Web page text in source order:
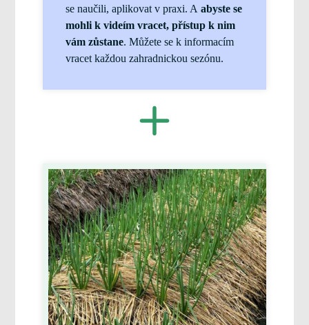
se naučili, aplikovat v praxi. A abyste se
mohli k videím vracet, přístup k nim
vám zůstane. Můžete se k informacím
vracet každou zahradnickou sezónu.